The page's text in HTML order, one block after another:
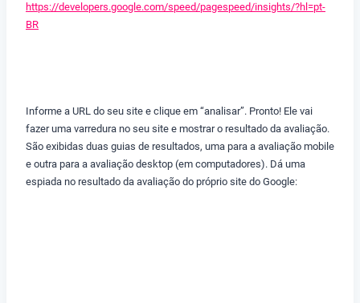
https://developers.google.com/speed/pagespeed/insights/?hl=pt-
BR
Informe a URL do seu site e clique em “analisar”. Pronto! Ele vai
fazer uma varredura no seu site e mostrar o resultado da avaliação.
São exibidas duas guias de resultados, uma para a avaliação mobile
e outra para a avaliação desktop (em computadores). Dá uma
espiada no resultado da avaliação do próprio site do Google: